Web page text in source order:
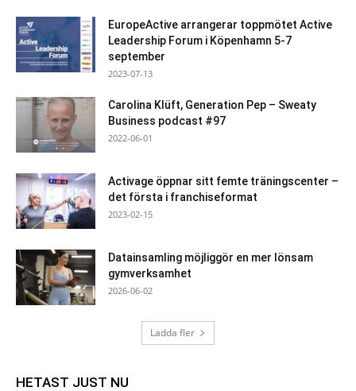
EuropeActive arrangerar toppmötet Active
Leadership Forum i Köpenhamn 5-7
september
2023-07-13
Carolina Klüft, Generation Pep – Sweaty
Business podcast #97
2022-06-01
Activage öppnar sitt femte träningscenter –
det första i franchiseformat
2023-02-15
Datainsamling möjliggör en mer lönsam
gymverksamhet
2026-06-02
Ladda fler
HETAST JUST NU